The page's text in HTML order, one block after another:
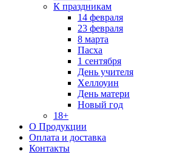
К праздникам
14 февраля
23 февраля
8 марта
Пасха
1 сентября
День учителя
Хеллоуин
День матери
Новый год
18+
О Продукции
Оплата и доставка
Контакты